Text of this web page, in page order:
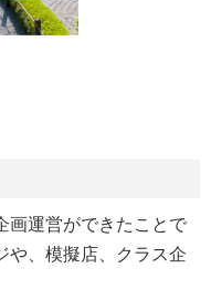
画運営ができたことで
や、模擬店、クラス企